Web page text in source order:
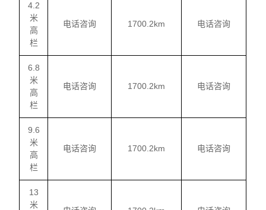
4.2
米
高
栏
电话咨询 1700.2km 电话咨询
6.8
米
高
栏
电话咨询 1700.2km 电话咨询
9.6
米
高
栏
电话咨询 1700.2km 电话咨询
13
米